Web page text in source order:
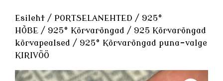
Esileht / PORTSELANEHTED / 925°
HÕBE / 925° Kõrvarõngad / 925 Kõrvarõngad
kõrvapealsed / 925° Kõrvarõngad puna-valge
KIRIVÖÖ